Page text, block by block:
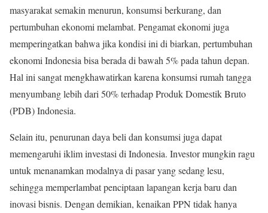
masyarakat semakin menurun, konsumsi berkurang, dan
pertumbuhan ekonomi melambat. Pengamat ekonomi juga
memperingatkan bahwa jika kondisi ini di biarkan, pertumbuhan
ekonomi Indonesia bisa berada di bawah 5% pada tahun depan.
Hal ini sangat mengkhawatirkan karena konsumsi rumah tangga
menyumbang lebih dari 50% terhadap Produk Domestik Bruto
(PDB) Indonesia.
Selain itu, penurunan daya beli dan konsumsi juga dapat
memengaruhi iklim investasi di Indonesia. Investor mungkin ragu
untuk menanamkan modalnya di pasar yang sedang lesu,
sehingga memperlambat penciptaan lapangan kerja baru dan
inovasi bisnis. Dengan demikian, kenaikan PPN tidak hanya